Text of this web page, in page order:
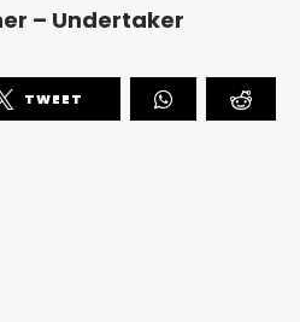
– Undertaker
TWEET